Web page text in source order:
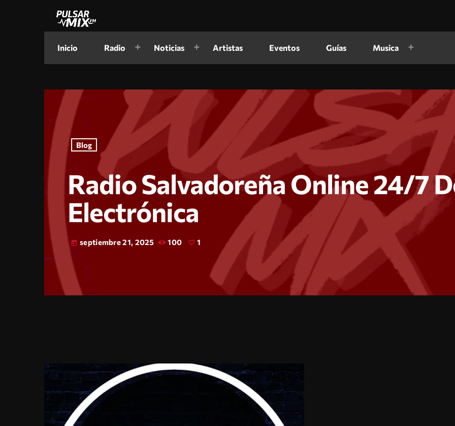
Inicio Radio Noticias Artistas Eventos Guías Musica
Blog
Radio Salvadoreña Online 24/7
Electrónica
today septiembre 21, 2025 100 1